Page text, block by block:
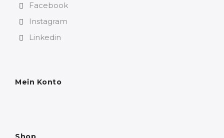
Facebook
Instagram
Linkedin
Mein Konto